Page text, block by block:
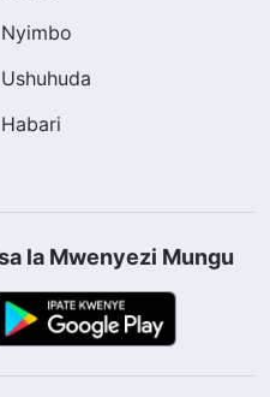
Nyimbo
Ushuhuda
Habari
la Mwenyezi Mungu